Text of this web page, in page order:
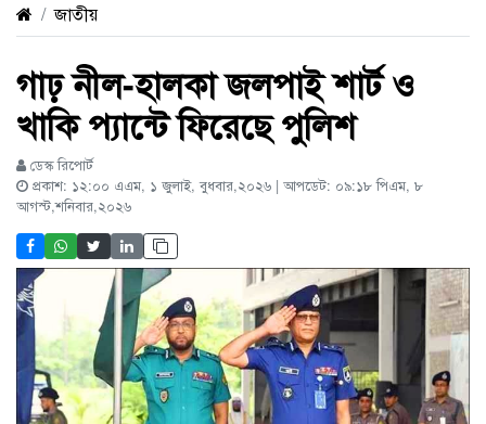
জাতীয়
গাঢ় নীল-হালকা জলপাই শার্ট ও
খাকি প্যান্টে ফিরেছে পুলিশ
ডেস্ক রিপোর্ট
প্রকাশ: ১২:০০ এএম, ১ জুলাই, বুধবার,২০২৬ | আপডেট: ০৯:১৮ পিএম, ৮
আগস্ট,শনিবার,২০২৬